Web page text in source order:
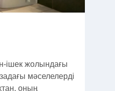
ішек жолындағы
мәселелерді
оның